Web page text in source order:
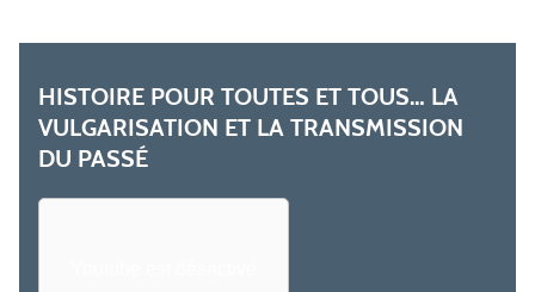
HISTOIRE POUR TOUTES ET TOUS… LA
VULGARISATION ET LA TRANSMISSION
DU PASSÉ